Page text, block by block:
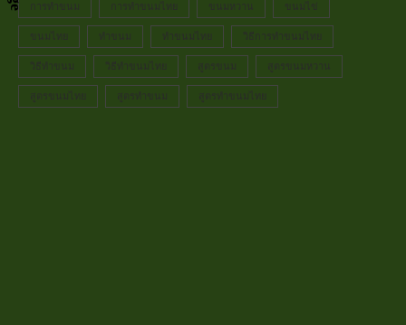
วิธีการทำขนมไทย
วิธีทำขนม วิธีทำขนมไทย